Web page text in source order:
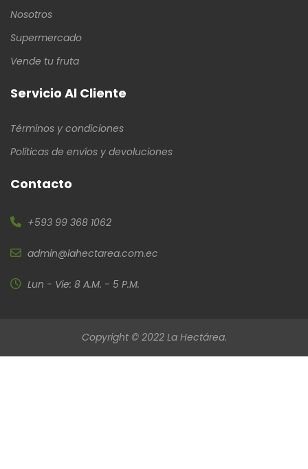
Nosotros
Supermercado
Vende tu fruta
Servicio Al Cliente
Términos y condiciones
Políticas de envíos y devoluciones
Contacto
+593 99 368 1062
admin@lahectarea.com.ec
Lun - Vie: 8 A.M. - 5 P.M.
Copyright © 2022 La Hectárea.